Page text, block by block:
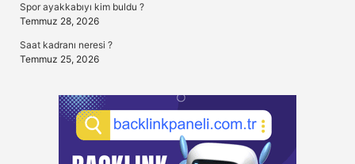
Spor ayakkabıyı kim buldu ?
Temmuz 28, 2026
Saat kadranı neresi ?
Temmuz 25, 2026